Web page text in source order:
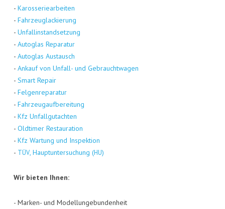
- Karos­se­rie­ar­bei­ten
- Fahr­zeug­la­ckie­rung
- Unfall­in­stand­set­zung
- Auto­glas Repa­ra­tur
- Auto­glas Aus­tausch
- Ankauf von Unfall- und Gebraucht­wa­gen
- Smart Repair
- Fel­gen­re­pa­ra­tur
- Fahr­zeug­auf­be­rei­tung
- Kfz Unfall­gut­ach­ten
- Old­ti­mer Restau­ra­ti­on
- Kfz War­tung und Inspek­ti­on
- TÜV, Haupt­un­ter­su­chung (HU)
Wir bie­ten Ihnen:
- Mar­ken- und Model­lun­ge­bun­den­heit